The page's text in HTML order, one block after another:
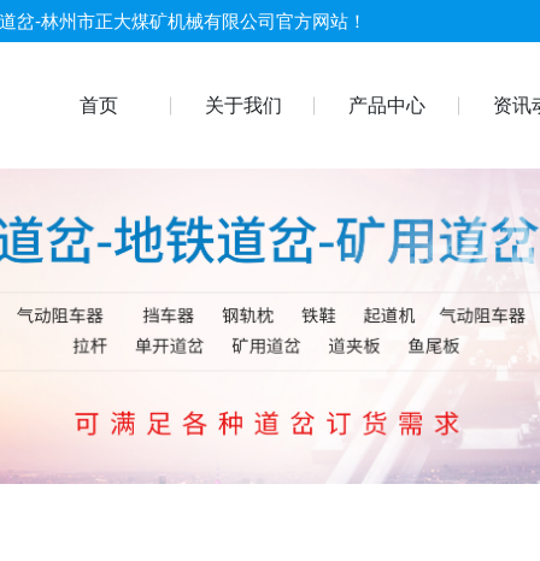
岔-林州市正大煤矿机械有限公司官方网站！
首页 关于我们 产品中心 资讯